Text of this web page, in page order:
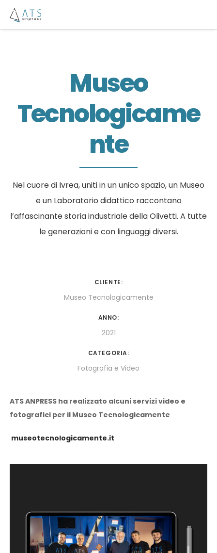
Museo
Tecnologicame
Nte
Nel cuore di Ivrea, uniti in un unico spazio, un Museo
e un Laboratorio didattico raccontano
l’affascinante storia industriale della Olivetti. A tutte
le generazioni e con linguaggi diversi.
CLIENTE:
Museo Tecnologicamente
ANNO:
2021
CATEGORIA:
Fotografia e Video
ATS ANPRESS ha realizzato alcuni servizi video e
fotografici per il Museo Tecnologicamente
museotecnologicamente.it